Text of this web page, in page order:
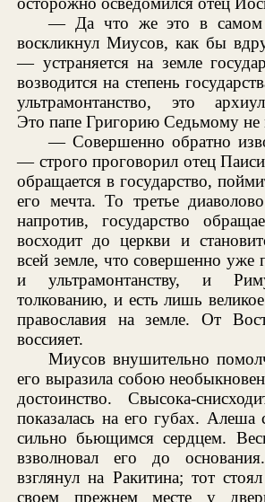
— Да что же это в самом
воскликнул Миусов, как бы
— устраняется на земле
возводится на степень
ультрамонтанство, это
Это папе Григорию Седьмому не
— Совершенно обратно
— строго проговорил отец
обращается в государство,
его мечта. То третье
напротив, государство
восходит до церкви и
всей земле, что совершенно уже
и ультрамонтанству, и
толкованию, и есть лишь
православия на земле. От
воссияет.
Миусов внушительно
его выразила собою
достоинство. Свысока-
показалась на его губах. Алеша
сильно бьющимся сердцем.
взволновал его до
взглянул на Ракитина; тот
своем прежнем месте у